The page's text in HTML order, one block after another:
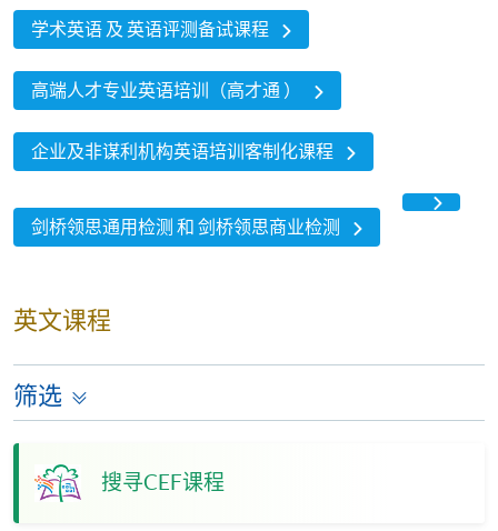
学术英语 及 英语评测备试课程
高端人才专业英语培训（高才通 ）
企业及非谋利机构英语培训客制化课程
剑桥领思通用检测 和 剑桥领思商业检测
英文课程
筛选
搜寻CEF课程